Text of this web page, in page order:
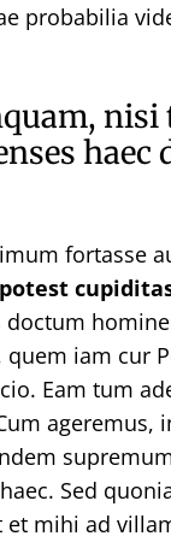
probabilia
nisi
fortasse
quem iam cur
Eam tum
ageremus,
Sed
et mihi ad